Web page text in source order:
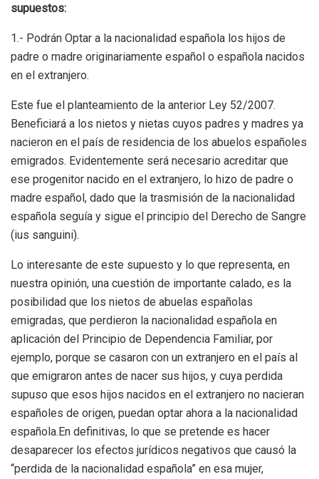
supuestos:
1.- Podrán Optar a la nacionalidad española los hijos de
padre o madre originariamente español o española nacidos
en el extranjero.
Este fue el planteamiento de la anterior Ley 52/2007.
Beneficiará a los nietos y nietas cuyos padres y madres ya
nacieron en el país de residencia de los abuelos españoles
emigrados. Evidentemente será necesario acreditar que
ese progenitor nacido en el extranjero, lo hizo de padre o
madre español, dado que la trasmisión de la nacionalidad
española seguía y sigue el principio del Derecho de Sangre
(ius sanguini).
Lo interesante de este supuesto y lo que representa, en
nuestra opinión, una cuestión de importante calado, es la
posibilidad que los nietos de abuelas españolas
emigradas, que perdieron la nacionalidad española en
aplicación del Principio de Dependencia Familiar, por
ejemplo, porque se casaron con un extranjero en el país al
que emigraron antes de nacer sus hijos, y cuya perdida
supuso que esos hijos nacidos en el extranjero no nacieran
españoles de origen, puedan optar ahora a la nacionalidad
española.En definitivas, lo que se pretende es hacer
desaparecer los efectos jurídicos negativos que causó la
“perdida de la nacionalidad española” en esa mujer,